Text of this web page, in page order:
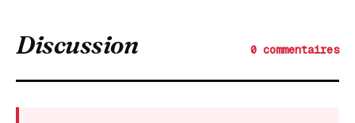
Discussion 0 commentaires